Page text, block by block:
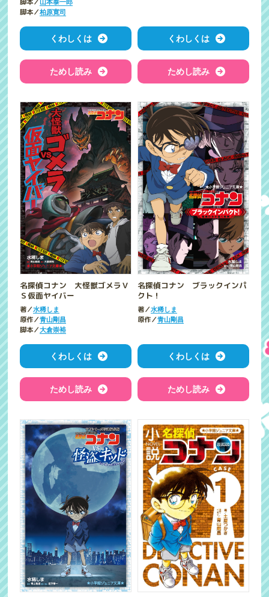
脚本／ 山本泰一郎
脚本／柏原寛司
くわしくは
ためし読み
くわしくは
ためし読み
名探偵コナン 大怪獣ゴメラＶ
Ｓ仮面ヤイバー
著／水稀しま
原作／青山剛昌
脚本／大倉崇裕
くわしくは
ためし読み
名探偵コナン ブラックインパ
クト！
著／水稀しま
原作／青山剛昌
くわしくは
ためし読み